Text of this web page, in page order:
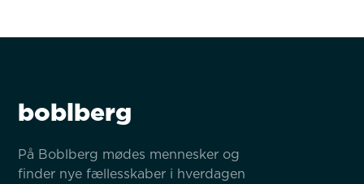
boblberg
På Boblberg mødes mennesker og
finder nye fællesskaber i hverdagen